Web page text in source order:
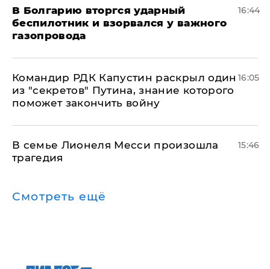
В Болгарию вторгся ударный
беспилотник и взорвался у важного
газопровода
16:44
Командир РДК Капустин раскрыл один
из "секретов" Путина, знание которого
поможет закончить войну
16:05
В семье Лионеля Месси произошла
трагедия
15:46
Смотреть ещё